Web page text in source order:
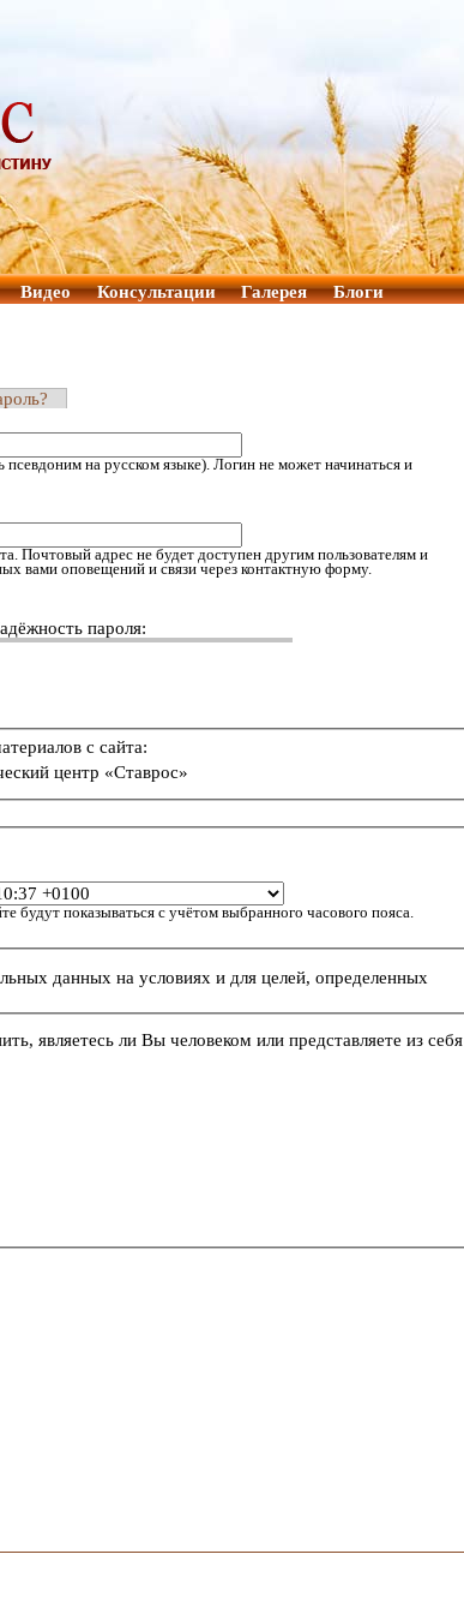
Видео Консультации Галерея Блоги
на русском языке). Логин не может начинаться и
Почтовый адрес не будет доступен другим пользователям и
вами оповещений и связи через контактную форму.
пароля:
с сайта:
центр «Ставрос»
будут показываться с учётом выбранного часового пояса.
данных на условиях и для целей, определенных
являетесь ли Вы человеком или представляете из себя